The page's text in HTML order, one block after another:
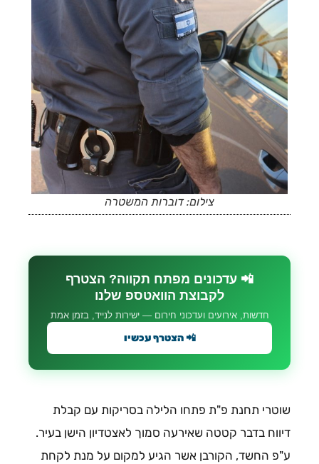
צילום: דוברות המשטרה
📲 עדכונים מפתח תקווה? הצטרף
לקבוצת הוואטספ שלנו
חדשות, אירועים ועדכוני חירום — ישירות לנייד, בזמן אמת
📲 הצטרף עכשיו
שוטרי תחנת פ"ת פתחו הלילה בסריקות עם קבלת
דיווח בדבר קטטה שאירעה סמוך לאצטדיון הישן בעיר.
ע"פ החשד, הקורבן אשר הגיע למקום על מנת לקחת